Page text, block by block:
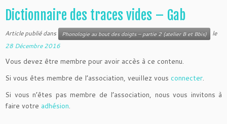
Dictionnaire des traces vides – Gab
Article publié dans Phonologie au bout des doigts – partie 2 (atelier B et Bbis)
le
28 Décembre 2016
Vous devez être membre pour avoir accès à ce contenu.
Si vous êtes membre de l’association, veuillez vous connecter.
Si vous n’êtes pas membre de l’association, nous vous invitons à
faire votre adhésion.